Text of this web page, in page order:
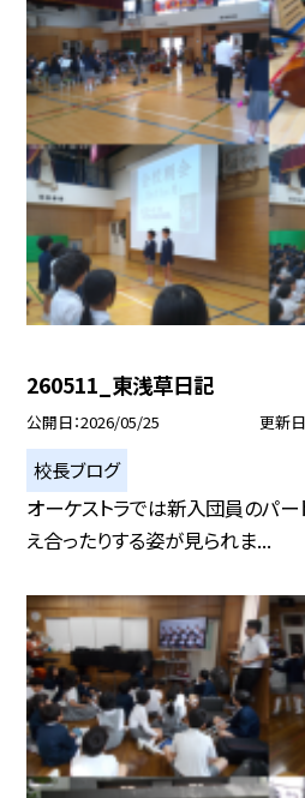
260511_東浅草日記
公開日 2026/05/25 更新日
校長ブログ
オーケストラでは新入団員のパー
え合ったりする姿が見られま...